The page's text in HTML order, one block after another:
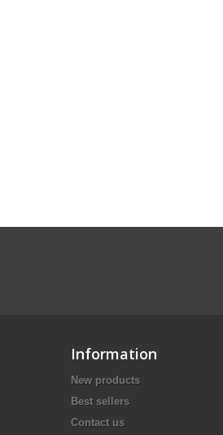
Information
New products
Best sellers
Contact us